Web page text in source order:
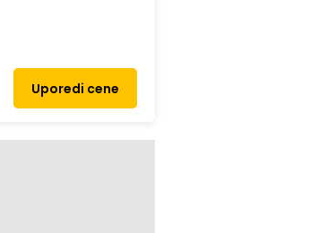
Uporedi cene